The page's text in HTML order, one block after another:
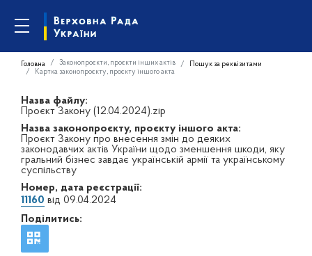
Головна Законопроєкти, проєкти інших актів
Пошук за реквізитами
Картка законопроєкту, проєкту іншого акта
Назва файлу:
Проєкт Закону (12.04.2024).zip
Назва законопроєкту, проєкту іншого акта:
Проєкт Закону про внесення змін до деяких
законодавчих актів України щодо зменшення шкоди, яку
гральний бізнес завдає українській армії та українському
суспільству
Номер, дата реєстрації:
11160 від 09.04.2024
Поділитись: